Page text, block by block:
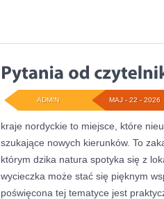
MAJ - 22 - 2026
ADMIN
kraje nordyckie to miejsce, które
szukające nowych kierunków. To
którym dzika natura spotyka się z
wycieczka może stać się pięknym
poświęcona tej tematyce jest